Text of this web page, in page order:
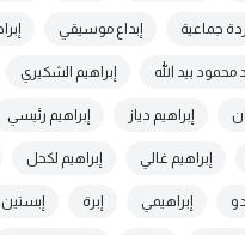
جماعية إبداع موسيقي
محمود بيد الله إبراهيم الشكيري
إبراهيم دياز إبراهيم رئيسي
إبراهيم غالي إبراهيم لكحل
إبراهيمي إبرة إبستين